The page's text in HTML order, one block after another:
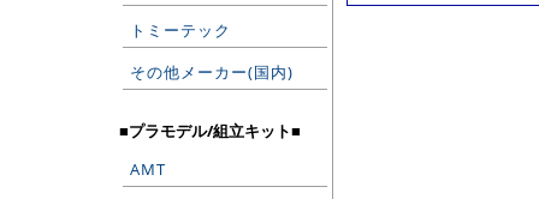
トミーテック
その他メーカー(国内)
■プラモデル/組立キット■
AMT